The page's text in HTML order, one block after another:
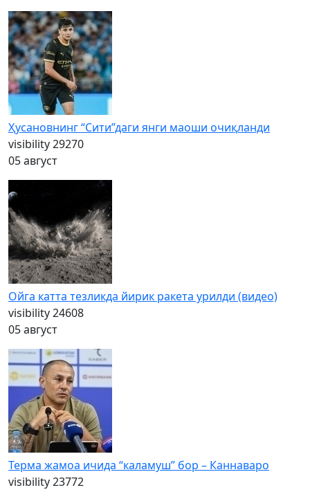
Ҳусановнинг “Сити”даги янги маоши очиқланди
visibility29270
05 август
Ойга катта тезликда йирик ракета урилди (видео)
visibility24608
05 август
Терма жамоа ичида “каламуш” бор – Каннаваро
visibility23772